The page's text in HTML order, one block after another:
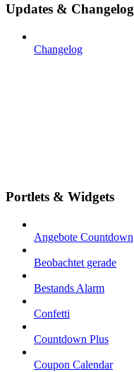
Updates & Changelog
Changelog
Portlets & Widgets
Angebote Countdown
Beobachtet gerade
Bestands Alarm
Confetti
Countdown Plus
Coupon Calendar